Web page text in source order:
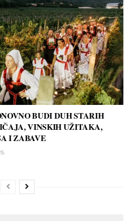
BUDI DUH STARIH
VINSKIH UŽITAKA,
I ZABAVE